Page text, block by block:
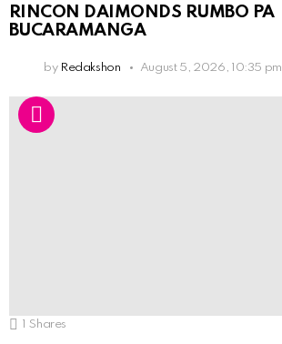
RINCON DAIMONDS RUMBO PA
BUCARAMANGA
by Redakshon August 5, 2026, 10:35 pm
1 Shares